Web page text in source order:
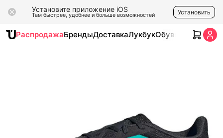
Установите приложение iOS
Там быстрее, удобнее и больше возможностей Установить
РаспродажаБрендыДоставкаЛукбукОбувь Одежда